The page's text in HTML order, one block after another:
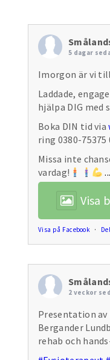
5 dagar
Imorgon är vi
Laddade,
hjälpa DIG med
Boka DIN tid via
ring 0380-75375
Missa inte
vardag!
...
Visa
Visa på Facebook ·
2 veckor
Presentation
Bergander
rehab och